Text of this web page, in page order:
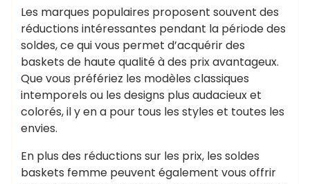
Les marques populaires proposent souvent des
réductions intéressantes pendant la période des
soldes, ce qui vous permet d’acquérir des
baskets de haute qualité à des prix avantageux.
Que vous préfériez les modèles classiques
intemporels ou les designs plus audacieux et
colorés, il y en a pour tous les styles et toutes les
envies.
En plus des réductions sur les prix, les soldes
baskets femme peuvent également vous offrir